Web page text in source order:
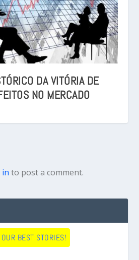
DA VITÓRIA DE
NO MERCADO
in to post a comment.
BEST STORIES!